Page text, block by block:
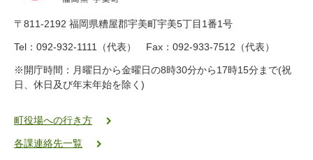
8
-
5
5
ク
二
〒811-2192 福岡県糟屋郡宇美町宇美5丁目1番1号
Tel：092-932-1111（代表） Fax：092-933-7512（代表）
※開庁時間：月曜日から金曜日の8時30分から17時15分まで(祝
日、休日及び年末年始を除く)
町役場への行き方
各課連絡先一覧